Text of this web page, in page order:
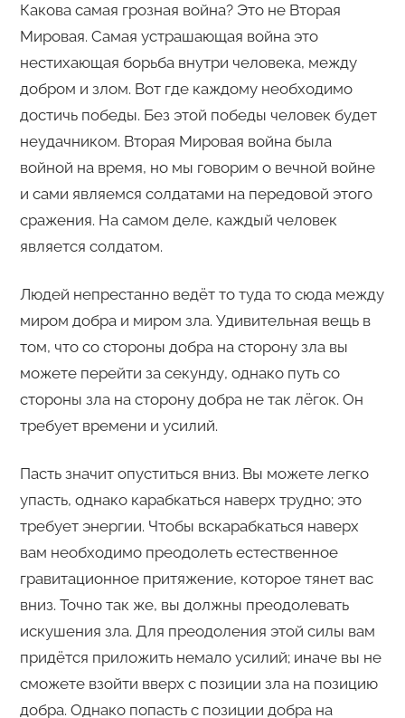
Какова самая грозная война? Это не Вторая
Мировая. Самая устрашающая война это
нестихающая борьба внутри человека, между
добром и злом. Вот где каждому необходимо
достичь победы. Без этой победы человек будет
неудачником. Вторая Мировая война была
войной на время, но мы говорим о вечной войне
и сами являемся солдатами на передовой этого
сражения. На самом деле, каждый человек
является солдатом.
Людей непрестанно ведёт то туда то сюда между
миром добра и миром зла. Удивительная вещь в
том, что со стороны добра на сторону зла вы
можете перейти за секунду, однако путь со
стороны зла на сторону добра не так лёгок. Он
требует времени и усилий.
Пасть значит опуститься вниз. Вы можете легко
упасть, однако карабкаться наверх трудно; это
требует энергии. Чтобы вскарабкаться наверх
вам необходимо преодолеть естественное
гравитационное притяжение, которое тянет вас
вниз. Точно так же, вы должны преодолевать
искушения зла. Для преодоления этой силы вам
придётся приложить немало усилий; иначе вы не
сможете взойти вверх с позиции зла на позицию
добра. Однако попасть с позиции добра на